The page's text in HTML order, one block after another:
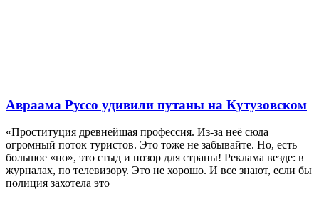
Авраама Руссо удивили путаны на Кутузовском
«Проституция древнейшая профессия. Из-за неё сюда
огромный поток туристов. Это тоже не забывайте. Но, есть
большое «но», это стыд и позор для страны! Реклама везде: в
журналах, по телевизору. Это не хорошо. И все знают, если бы
полиция захотела это